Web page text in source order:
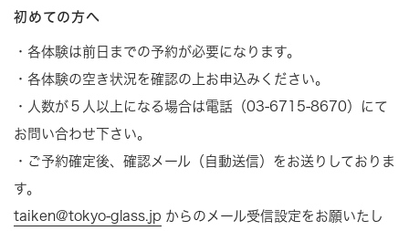
初めての方へ
・各体験は前日までの予約が必要になります。
・各体験の空き状況を確認の上お申込みください。
・人数が５人以上になる場合は電話（03-6715-8670）にて
お問い合わせ下さい。
・ご予約確定後、確認メール（自動送信）をお送りしておりま
す。
taiken@tokyo-glass.jp からのメール受信設定をお願いたし